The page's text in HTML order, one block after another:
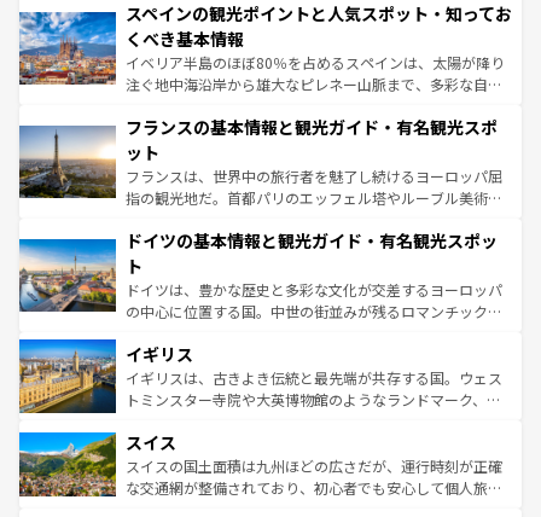
ろん、トスカーナの美しい田園風景やアマルフィ海岸の絶
景など、自然景観も見逃せない。観光の合間には、本場の
ピザやパスタなど、絶品のイタリア料理を堪能することも
できる。朝目覚めてから夜眠るまで、すべての瞬間を楽し
なお、新着のイタリア情報はコンテンツ一覧を参照してほ
しい。
スペインの観光ポイントと人気スポット・知ってお
くべき基本情報
イベリア半島のほぼ80％を占めるスペインは、太陽が降り
注ぐ地中海沿岸から雄大なピレネー山脈まで、多彩な自然
文化が根付くこの国では、情熱的なフラメンコ、熱気あふ
れる闘牛、そして美味しいタパスが生活の一部となってい
る。首都マドリードの洗練された雰囲気や、バルセロナの
アートに溢れた街角から、地方では古代ローマ遺跡や中世
せる。地方によって風土や気候が異なるスペインはその個
ンテンツ一覧 を参照してほしい。
フランスの基本情報と観光ガイド・有名観光スポ
ット
フランスは、世界中の旅行者を魅了し続けるヨーロッパ屈
指の観光地だ。首都パリのエッフェル塔やルーブル美術館
で、幅広い魅力が詰まっている。華麗な宮殿、歴史的な大
聖堂、美しいビーチ、そして豊かな自然が、訪れる者を心
から魅了する。また、フランスは美食の国としても知ら
れ、フランス料理はユネスコ無形文化遺産にも登録されて
香り高いラベンダー畑など、多彩な楽しみ方が可能だ。さ
らに、パリ以外の地域にも魅力が溢れており、どの街角に
も豊かな歴史と文化が息づいている。パリ以外の個性あふ
を参照してほしい。
ドイツの基本情報と観光ガイド・有名観光スポッ
ト
ドイツは、豊かな歴史と多彩な文化が交差するヨーロッパ
の中心に位置する国。中世の街並みが残るロマンチック街
顔を持つこの国は、どこを歩いても飽きることがない。ベ
ルリンの文化的活気、バイエルン州のアルプスの絶景、そ
してライン川沿いのワイン畑といった風景は必見。ビール
は、お酒好きな人にはぜひ体験してほしい。 なお、新着の
ドイツ情報はコンテンツ一覧を参照してほしい。
イギリス
イギリスは、古きよき伝統と最先端が共存する国。ウェス
トミンスター寺院や大英博物館のようなランドマーク、歴
リアごとに異なる魅力がある。また、優雅なアフタヌーン
ティー、ビール好きにはたまらない英国パブ、サッカー観
戦など、本場だからこそできる体験も豊富。イギリスを旅
スイス
スイスの国土面積は九州ほどの広さだが、運行時刻が正確
な交通網が整備されており、初心者でも安心して個人旅行